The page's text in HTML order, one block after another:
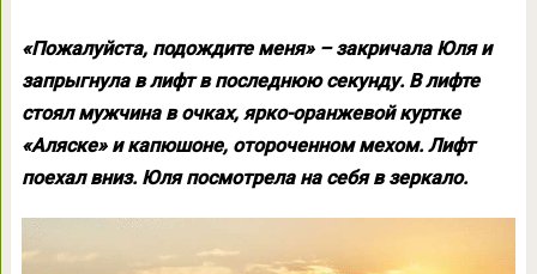
«Пожалуйста, подождите меня» – закричала Юля и
запрыгнула в лифт в последнюю секунду. В лифте
стоял мужчина в очках, ярко-оранжевой куртке
«Аляске» и капюшоне, отороченном мехом. Лифт
поехал вниз. Юля посмотрела на себя в зеркало.